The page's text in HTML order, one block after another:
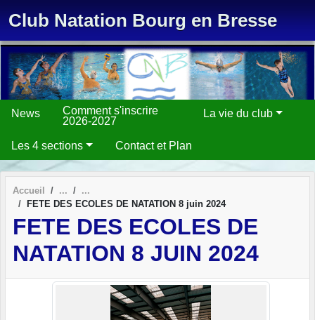
Club Natation Bourg en Bresse
News
Comment s'inscrire
2026-2027
La vie du club
Les 4 sections Contact et Plan
Accueil
FETE DES ECOLES DE NATATION 8 juin 2024
FETE DES ECOLES DE
NATATION 8 JUIN 2024